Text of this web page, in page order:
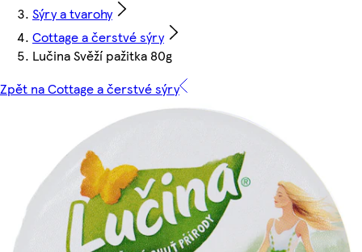
Sýry a tvarohy
Cottage a čerstvé sýry
Lučina Svěží pažitka 80g
Zpět na Cottage a čerstvé sýry